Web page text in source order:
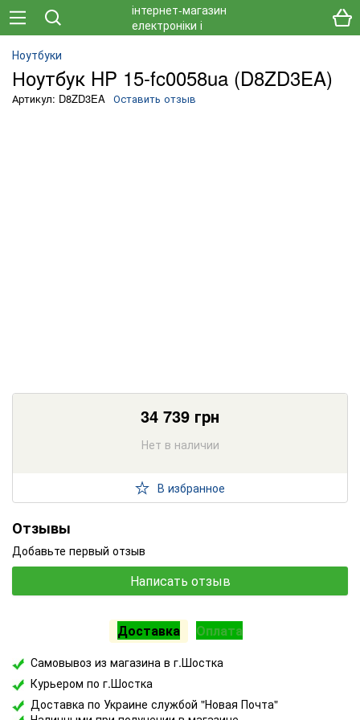
Ноутбуки
Ноутбук HP 15-fc0058ua (D8ZD3EA)
Артикул: D8ZD3EA Оставить отзыв
34 739 грн
Нет в наличии
В избранное
Отзывы
Добавьте первый отзыв
Написать отзыв
Доставка Оплата
Самовывоз из магазина в г.Шостка
Курьером по г.Шостка
Доставка по Украине службой "Новая Почта"